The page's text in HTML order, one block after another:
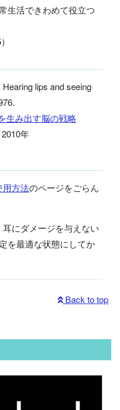
生活できわめて役立つ
lips and seeing
生み出す脳の戦略
年
用方法のページをごらん
にダメージを与えない
を最適な状態にしてか
Back to top